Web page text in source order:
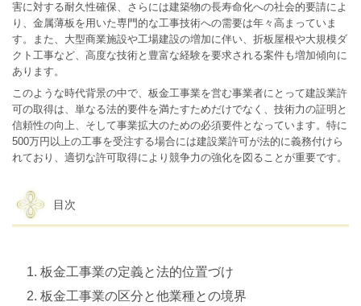
害に対する耐久性確保、さらには建築物の長寿命化への社会的要請によ
り、金属薄板を用いた専門的な工事技術への需要は年々高まっていま
す。また、大型商業施設や工場建設の増加に伴い、折板屋根や大規模ダ
クト工事など、高度な技術と豊富な経験を要求される案件も増加傾向に
あります。
このような時代背景の中で、板金工事業を営む事業者にとって建設業許
可の取得は、単なる法的要件を満たすためだけでなく、技術力の証明と
信頼性の向上、そして事業拡大のための必須要件となっています。特に
500万円以上の工事を受注する場合には建設業許可が法的に義務付けら
れており、適切な許可取得により競争力の強化を図ることが重要です。
目次
板金工事業の定義と法的位置づけ
板金工事業の区分と他業種との境界